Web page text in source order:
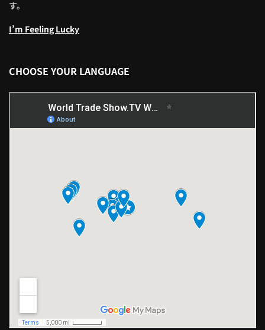
す。
I’m Feeling Lucky
CHOOSE YOUR LANGUAGE